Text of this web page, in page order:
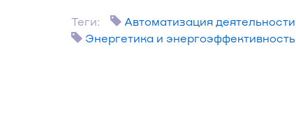
Теги: Автоматизация деятельности
Энергетика и энергоэффективность